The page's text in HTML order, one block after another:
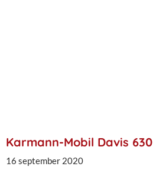
Karmann-Mobil Davis 630
16 september 2020